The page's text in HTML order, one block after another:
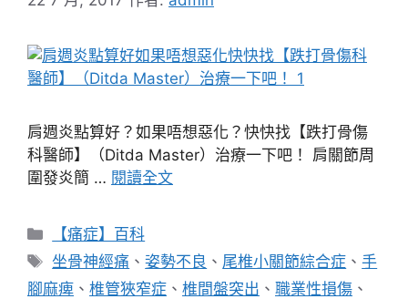
肩週炎點算好？如果唔想惡化？快快找【跌打骨傷
科醫師】（Ditda Master）治療一下吧！ 肩關節周
圍發炎簡 … 閱讀全文
分
類
【痛症】百科
標
籤
坐骨神經痛 、姿勢不良 、 尾椎小關節綜合症 、手
腳麻痺 、 椎管狹窄症 、 椎間盤突出 、 職業性損傷 、